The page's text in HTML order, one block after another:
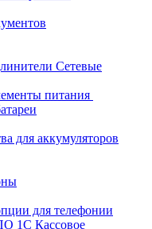
Сетевые
питания
для аккумуляторов
для телефонии
Кассовое